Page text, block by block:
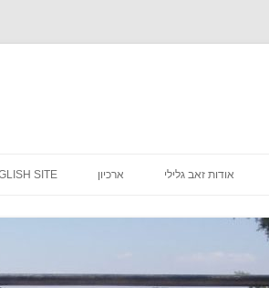
אודות זאב גלילי ארכיון SITE